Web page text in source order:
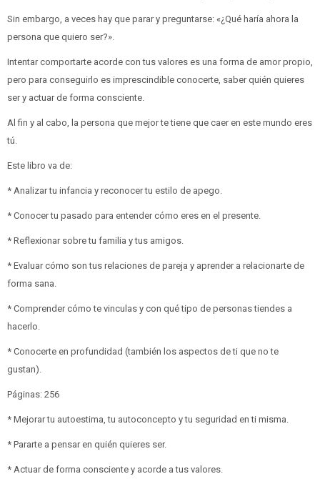
Sin embargo, a veces hay que parar y preguntarse: «¿Qué haría ahora la
persona que quiero ser?».
Intentar comportarte acorde con tus valores es una forma de amor propio,
pero para conseguirlo es imprescindible conocerte, saber quién quieres
ser y actuar de forma consciente.
Al fin y al cabo, la persona que mejor te tiene que caer en este mundo eres
tú.
Este libro va de:
* Analizar tu infancia y reconocer tu estilo de apego.
* Conocer tu pasado para entender cómo eres en el presente.
* Reflexionar sobre tu familia y tus amigos.
* Evaluar cómo son tus relaciones de pareja y aprender a relacionarte de
forma sana.
* Comprender cómo te vinculas y con qué tipo de personas tiendes a
hacerlo.
* Conocerte en profundidad (también los aspectos de ti que no te
gustan).
Páginas: 256
* Mejorar tu autoestima, tu autoconcepto y tu seguridad en ti misma.
* Pararte a pensar en quién quieres ser.
* Actuar de forma consciente y acorde a tus valores.